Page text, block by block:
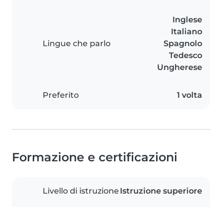
Lingue che parlo
Inglese
Italiano
Spagnolo
Tedesco
Ungherese
Preferito 1 volta
Formazione e certificazioni
Livello di istruzione Istruzione superiore